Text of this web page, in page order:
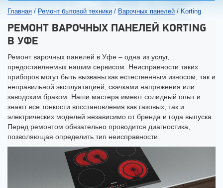
Главная / Ремонт бытовой техники / Варочных панелей / Korting
РЕМОНТ ВАРОЧНЫХ ПАНЕЛЕЙ KORTING
В УФЕ
Ремонт варочных панелей в Уфе – одна из услуг,
предоставляемых нашим сервисом. Неисправности таких
приборов могут быть вызваны как естественным износом, так и
неправильной эксплуатацией, скачками напряжения или
заводским браком. Наши мастера имеют солидный опыт и
знают все тонкости восстановления как газовых, так и
электрических моделей независимо от бренда и года выпуска.
Перед ремонтом обязательно проводится диагностика,
позволяющая определить тип неисправности.